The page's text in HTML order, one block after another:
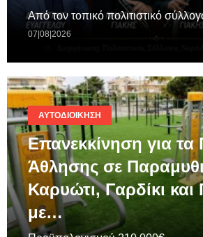
Από τον τοπικό πολιτιστικό
07|08|2026
ΑΥΤΟΔΙΟΊΚΗΣΗ
Επανεκκίνηση για τα
Άθλησης σε
Καρυώτι, Γαρδίκι και
με…